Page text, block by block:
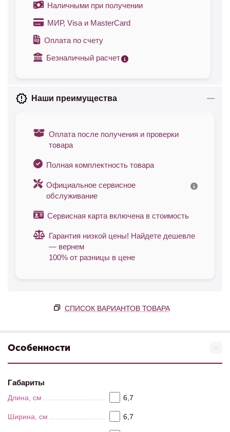
Наличными при получении
МИР, Visa и MasterCard
Оплата по счету
Безналичный расчет
Наши преимущества
Оплата после получения и проверки
товара
Полная комплектность товара
Официальное сервисное
обслуживание
Сервисная карта включена в стоимость
Гарантия низкой цены! Найдете дешевле
— вернем
100% от разницы в цене
СПИСОК ВАРИАНТОВ ТОВАРА
Особенности
Габариты
Длина, см 6,7
Ширина, см 6,7